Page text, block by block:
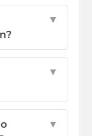
▼
▼
▼